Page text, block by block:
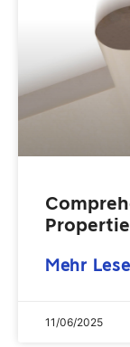
Mehr
11/06/2025